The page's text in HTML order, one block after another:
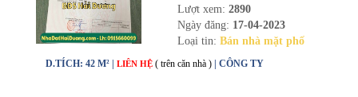
Lượt xem: 2890
Ngày đăng: 17-04-2023
Loại tin: Bán nhà mặt phố
D.TÍCH: 42 M² | LIÊN HỆ ( trên căn nhà ) | CÔNG TY